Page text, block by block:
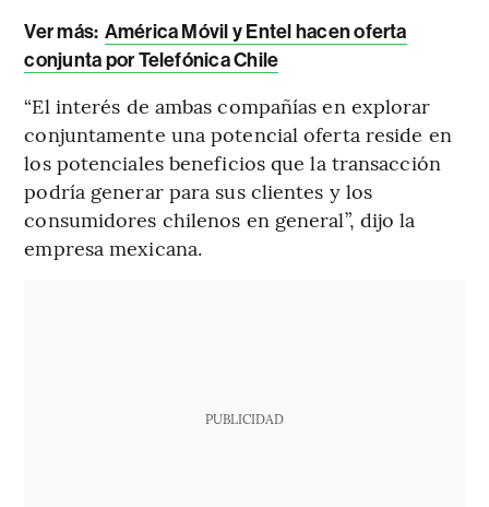
Ver más: América Móvil y Entel hacen oferta
conjunta por Telefónica Chile
“El interés de ambas compañías en explorar
conjuntamente una potencial oferta reside en
los potenciales beneficios que la transacción
podría generar para sus clientes y los
consumidores chilenos en general”, dijo la
empresa mexicana.
PUBLICIDAD